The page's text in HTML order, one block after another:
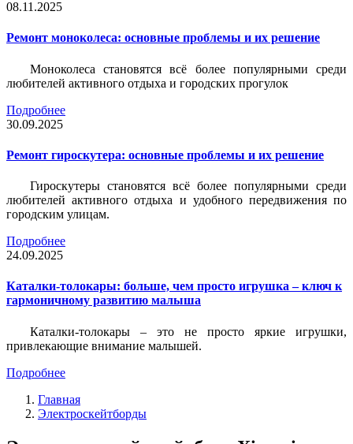
08.11.2025
Ремонт моноколеса: основные проблемы и их решение
Моноколеса становятся всё более популярными среди
любителей активного отдыха и городских прогулок
Подробнее
30.09.2025
Ремонт гироскутера: основные проблемы и их решение
Гироскутеры становятся всё более популярными среди
любителей активного отдыха и удобного передвижения по
городским улицам.
Подробнее
24.09.2025
Каталки-толокары: больше, чем просто игрушка – ключ к
гармоничному развитию малыша
Каталки-толокары – это не просто яркие игрушки,
привлекающие внимание малышей.
Подробнее
Главная
Электроскейтборды